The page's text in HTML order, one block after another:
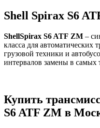
Shell Spirax S6
ShellSpirax S6 ATF ZM –
класса для автоматических
грузовой техники и
интервалов замены в самых
Купить
S6 ATF ZM в